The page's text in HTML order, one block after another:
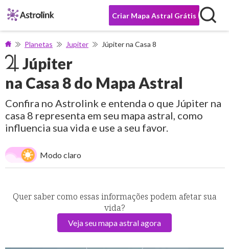
Criar Mapa Astral Grátis
Planetas Jupiter Júpiter na Casa 8
Júpiter
na Casa 8 do Mapa Astral
Confira no Astrolink e entenda o que Júpiter na
casa 8 representa em seu mapa astral, como
influencia sua vida e use a seu favor.
Modo claro
Quer saber como essas informações podem afetar sua
vida?
Veja seu mapa astral agora